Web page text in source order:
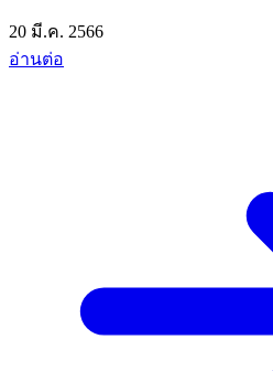
20 มี.ค. 2566
อ่านต่อ